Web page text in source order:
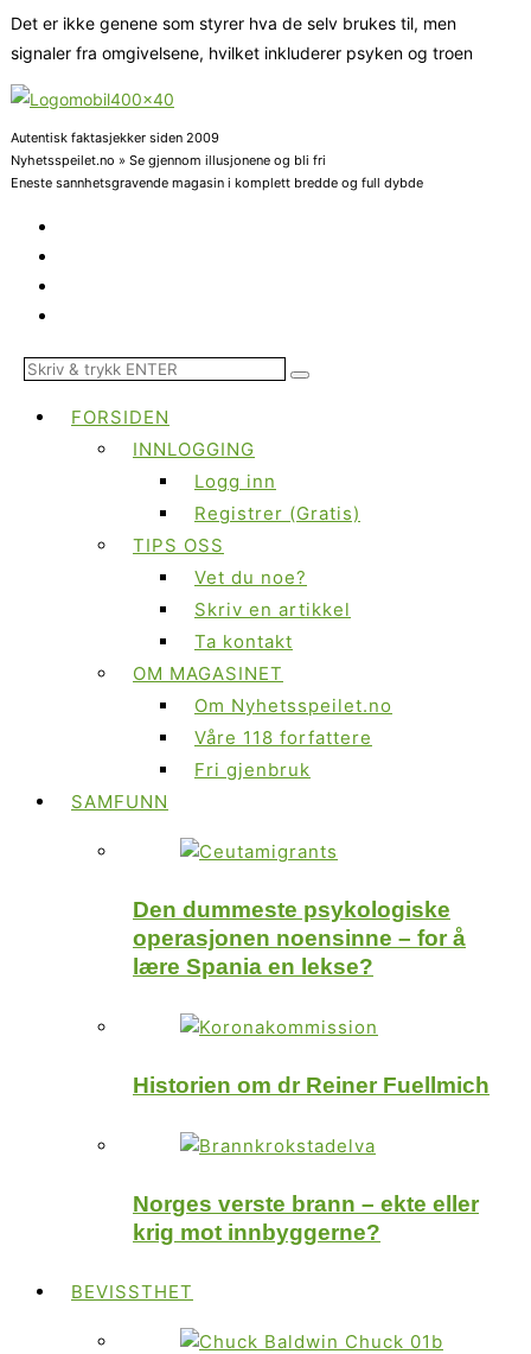
Det er ikke genene som styrer hva de selv brukes til, men
signaler fra omgivelsene, hvilket inkluderer psyken og troen
Autentisk faktasjekker siden 2009
Nyhetsspeilet.no » Se gjennom illusjonene og bli fri
Eneste sannhetsgravende magasin i komplett bredde og full dybde
FORSIDEN
INNLOGGING
Logg inn
Registrer (Gratis)
TIPS OSS
Vet du noe?
Skriv en artikkel
Ta kontakt
OM MAGASINET
Om Nyhetsspeilet.no
Våre 118 forfattere
Fri gjenbruk
SAMFUNN
Den dummeste psykologiske
operasjonen noensinne – for å
lære Spania en lekse?
Historien om dr Reiner Fuellmich
Norges verste brann – ekte eller
krig mot innbyggerne?
BEVISSTHET